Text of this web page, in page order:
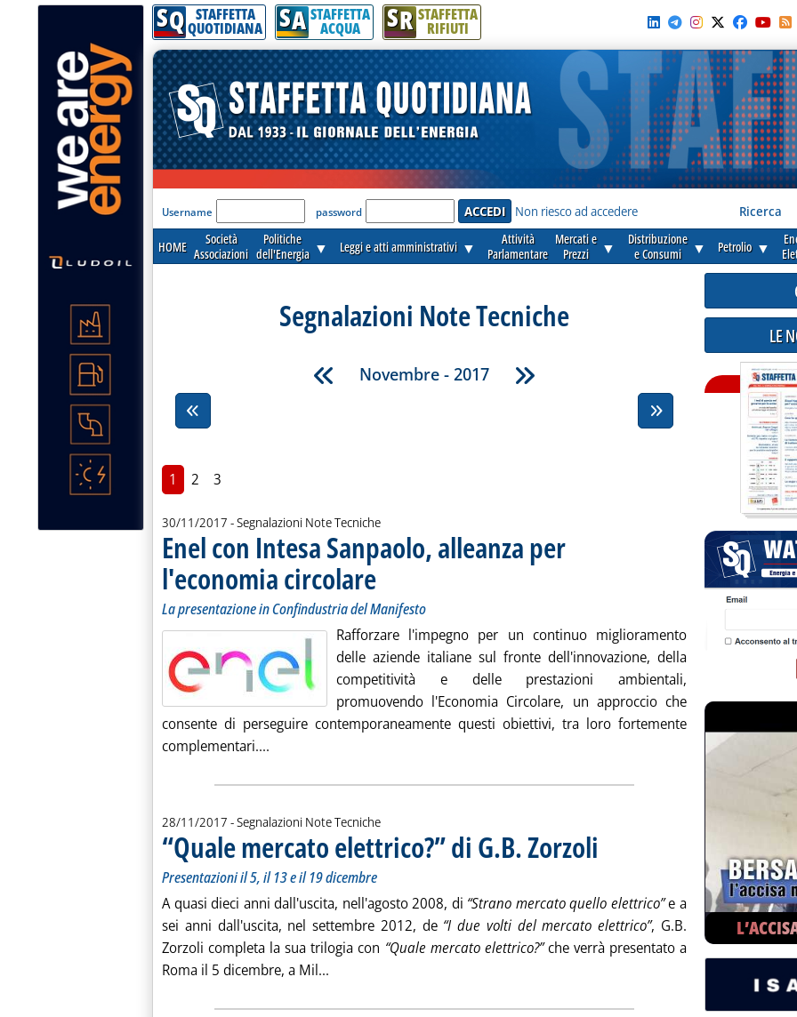
SQ STAFFETTA
QUOTIDIANA SA STAFFETTA
ACQUA SR STAFFETTA
RIFIUTI
'Modulo Login per accedere'
Username password Non riesco ad accedere Ricerca
HOME
Società
Associazioni
Politiche
dell'Energia ▼ Leggi e atti amministrativi ▼
Attività
Parlamentare
Mercati e
Prezzi
▼
Distribuzione
e Consumi
▼ Petrolio ▼
Segnalazioni Note Tecniche
Novembre - 2017
1 2 3
30/11/2017 - Segnalazioni Note Tecniche
Enel con Intesa Sanpaolo, alleanza per
l'economia circolare . Sottotitolo: La presentazione in Confindustria del Manifesto
. Pubblicata giovedì 30 novembre 2017 alle 16.20.
La presentazione in Confindustria del Manifesto
Rafforzare l'impegno per un continuo miglioramento
delle aziende italiane sul fronte dell'innovazione, della
competitività e delle prestazioni ambientali,
promuovendo l'Economia Circolare, un approccio che
consente di perseguire contemporaneamente questi obiettivi, tra loro fortemente
complementari.... Leggi tutta la notizia: 'Enel con Intesa Sanpaolo, alleanza per l'economia circolare'
28/11/2017 - Segnalazioni Note Tecniche
“Quale mercato elettrico?” di G.B. Zorzoli
Presentazioni il 5, il 13 e il 19 dicembre
A quasi dieci anni dall'uscita, nell'agosto 2008, di “Strano mercato quello elettrico”e a
sei anni dall'uscita, nel settembre 2012, de “I due volti del mercato elettrico”, G.B.
Zorzoli completa la sua trilogia con “Quale mercato elettrico?”che verrà presentato a
Roma il 5 dicembre, a Mil...
LE